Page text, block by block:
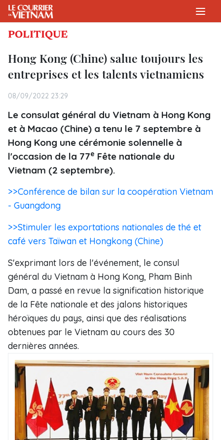
POLITIQUE
Hong Kong (Chine) salue toujours les
entreprises et les talents vietnamiens
08/09/2022 23:29
Le consulat général du Vietnam à Hong Kong
et à Macao (Chine) a tenu le 7 septembre à
Hong Kong une cérémonie solennelle à
l'occasion de la 77e Fête nationale du
Vietnam (2 septembre).
>>Conférence de bilan sur la coopération Vietnam
- Guangdong
>>Stimuler les exportations nationales de thé et
café vers Taïwan et Hongkong (Chine)
S'exprimant lors de l'événement, le consul
général du Vietnam à Hong Kong, Pham Binh
Dam, a passé en revue la signification historique
de la Fête nationale et des jalons historiques
héroïques du pays, ainsi que des réalisations
obtenues par le Vietnam au cours des 30
dernières années.